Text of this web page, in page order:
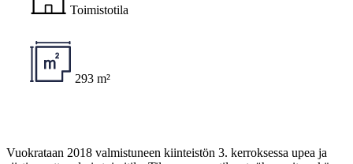
Toimistotila
293 m²
Vuokrataan 2018 valmistuneen kiinteistön 3. kerroksessa upea ja